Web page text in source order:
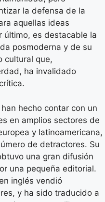
la defensa de la
aquellas ideas
último, es destacable la
posmoderna y de su
cultural que,
ha invalidado
hecho contar con un
en amplios sectores de
y latinoamericana,
de detractores. Su
una gran difusión
una pequeña editorial.
inglés vendió
y ha sido traducido a